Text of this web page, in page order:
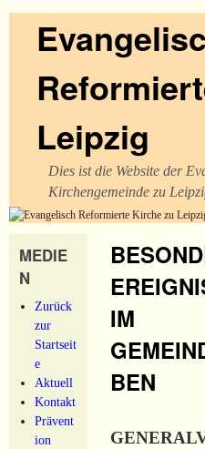
Leipzig
Dies ist die Website der
Kirchengemeinde zu
MEDIE
N
Zurück
zur
Startseit
e
Aktuell
Kontakt
Prävent
ion
IM
BEN